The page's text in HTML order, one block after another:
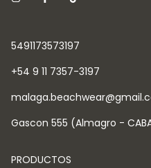
5491173573197
+54 9 11 7357-3197
Gascon 555 (Almagro -
PRODUCTOS